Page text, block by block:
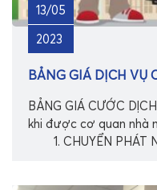
13/05
2023
BẢNG GIÁ DỊCH VỤ
BẢNG GIÁ CƯỚC
khi được cơ quan nhà
1. CHUYỂN